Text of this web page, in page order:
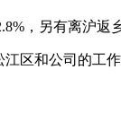
，另有离沪返
区和公司的工